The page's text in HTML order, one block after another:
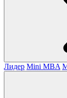
Лидер Mini MBA